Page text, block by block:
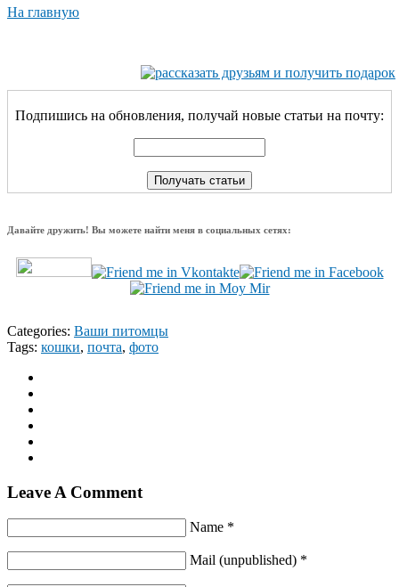
На главную
Подпишись на обновления, получай новые статьи на почту:
Давайте дружить! Вы можете найти меня в социальных сетях:
Categories: Ваши питомцы
Tags: кошки, почта, фото
Leave A Comment
Name *
Mail (unpublished) *